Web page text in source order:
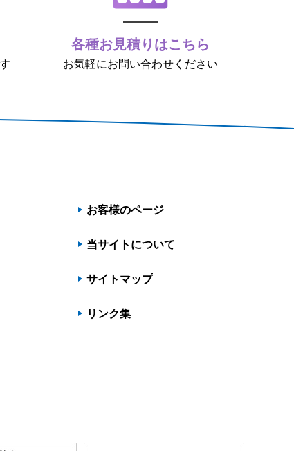
各種お見積りはこちら
お気軽にお問い合わせください
お客様のページ
当サイトについて
サイトマップ
リンク集